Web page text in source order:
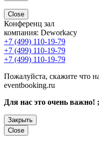
Close
Конференц зал
компания: Deworkacy
+7 (499) 110-19-79
+7 (499) 110-19-79
+7 (499) 110-19-79
Пожалуйста, скажите что
eventbooking.ru
Для нас это очень важно!
Закрыть
Close